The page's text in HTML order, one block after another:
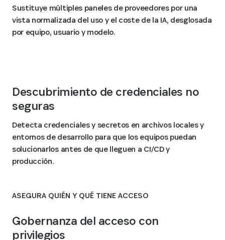
Sustituye múltiples paneles de proveedores por una
vista normalizada del uso y el coste de la IA, desglosada
por equipo, usuario y modelo.
Descubrimiento de credenciales no
seguras
Detecta credenciales y secretos en archivos locales y
entornos de desarrollo para que los equipos puedan
solucionarlos antes de que lleguen a CI/CD y
producción.
ASEGURA QUIÉN Y QUÉ TIENE ACCESO
Gobernanza del acceso con
privilegios